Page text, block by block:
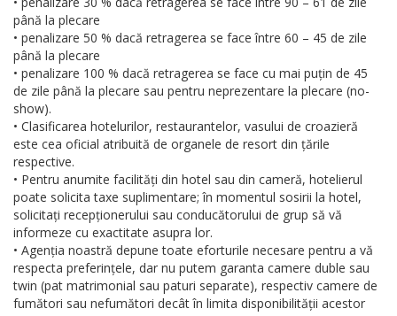
până la plecare
• penalizare 50 % dacă retragerea se face între 60 – 45 de zile
până la plecare
• penalizare 100 % dacă retragerea se face cu mai puțin de 45
de zile până la plecare sau pentru neprezentare la plecare (no-
show).
• Clasificarea hotelurilor, restaurantelor, vasului de croazieră
este cea oficial atribuită de organele de resort din țările
respective.
• Pentru anumite facilități din hotel sau din cameră, hotelierul
poate solicita taxe suplimentare; în momentul sosirii la hotel,
solicitați recepționerului sau conducătorului de grup să vă
informeze cu exactitate asupra lor.
• Agenția noastră depune toate eforturile necesare pentru a vă
respecta preferințele, dar nu putem garanta camere duble sau
twin (pat matrimonial sau paturi separate), respectiv camere de
fumători sau nefumători decât în limita disponibilității acestor